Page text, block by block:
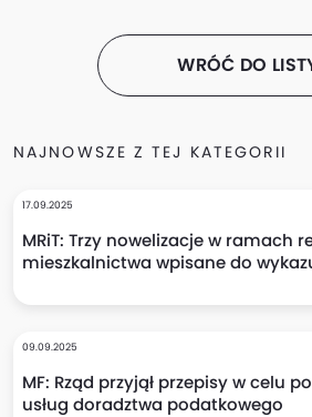
WRÓĆ DO
NAJNOWSZE Z TEJ KATEGORII
17.09.2025
MRiT: Trzy nowelizacje w ramach
mieszkalnictwa wpisane do
09.09.2025
MF: Rząd przyjął przepisy w celu
usług doradztwa podatkowego